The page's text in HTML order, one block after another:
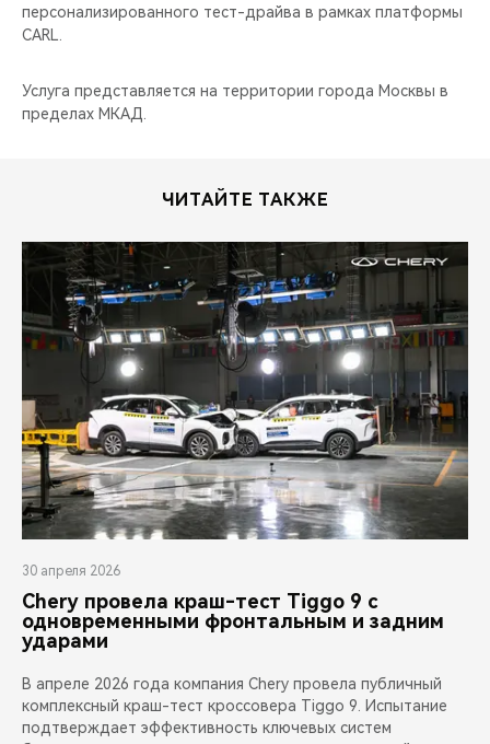
персонализированного тест-драйва в рамках платформы
CARL.
Услуга представляется на территории города Москвы в
пределах МКАД.
ЧИТАЙТЕ ТАКЖЕ
30 апреля 2026
Chery провела краш-тест Tiggo 9 с
одновременными фронтальным и задним
ударами
В апреле 2026 года компания Chery провела публичный
комплексный краш-тест кроссовера Tiggo 9. Испытание
подтверждает эффективность ключевых систем